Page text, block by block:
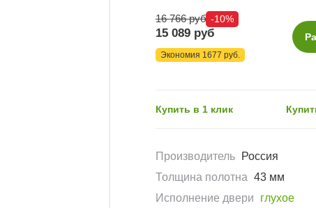
16 766 руб -10%
15 089 руб
Экономия 1677 руб.
Купить в 1 клик
Производитель
Россия
Толщина полотна 43 мм
Исполнение двери
глухое